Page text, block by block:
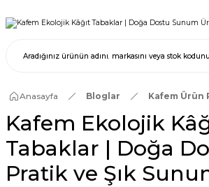
Anasayfa Bloglar Kafem Ürün
Kafem Ekolojik
Tabaklar | Doğa
Pratik ve Şık